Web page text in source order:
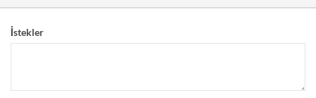
İstekler